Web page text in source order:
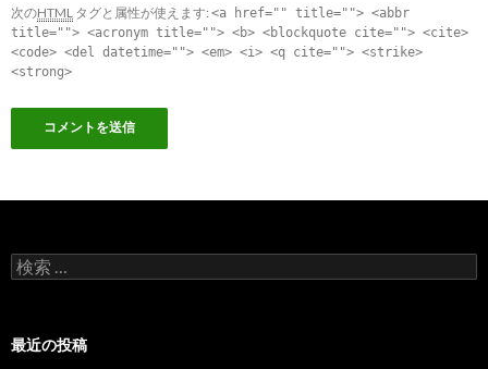
次のHTML タグと属性が使えます: <a href="" title=""> <abbr
title=""> <acronym title=""> <b> <blockquote cite=""> <cite>
<code> <del datetime=""> <em> <i> <q cite=""> <strike>
<strong>
検索:
最近の投稿